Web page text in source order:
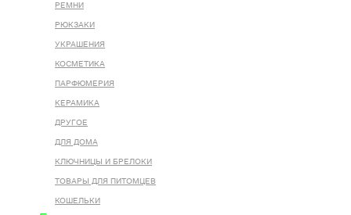
РЕМНИ
РЮКЗАКИ
УКРАШЕНИЯ
КОСМЕТИКА
ПАРФЮМЕРИЯ
КЕРАМИКА
ДРУГОЕ
ДЛЯ ДОМА
КЛЮЧНИЦЫ И БРЕЛОКИ
ТОВАРЫ ДЛЯ ПИТОМЦЕВ
КОШЕЛЬКИ